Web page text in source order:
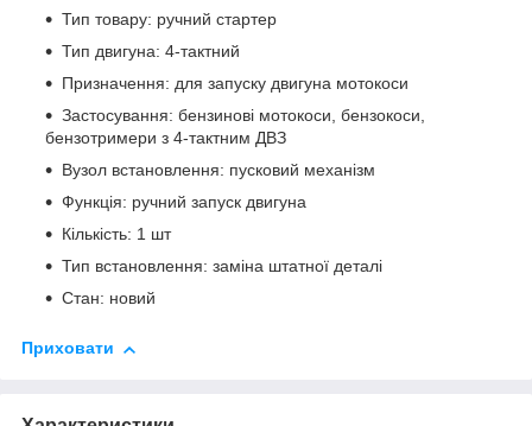
Тип товару: ручний стартер
Тип двигуна: 4-тактний
Призначення: для запуску двигуна мотокоси
Застосування: бензинові мотокоси, бензокоси,
бензотримери з 4-тактним ДВЗ
Вузол встановлення: пусковий механізм
Функція: ручний запуск двигуна
Кількість: 1 шт
Тип встановлення: заміна штатної деталі
Стан: новий
Приховати